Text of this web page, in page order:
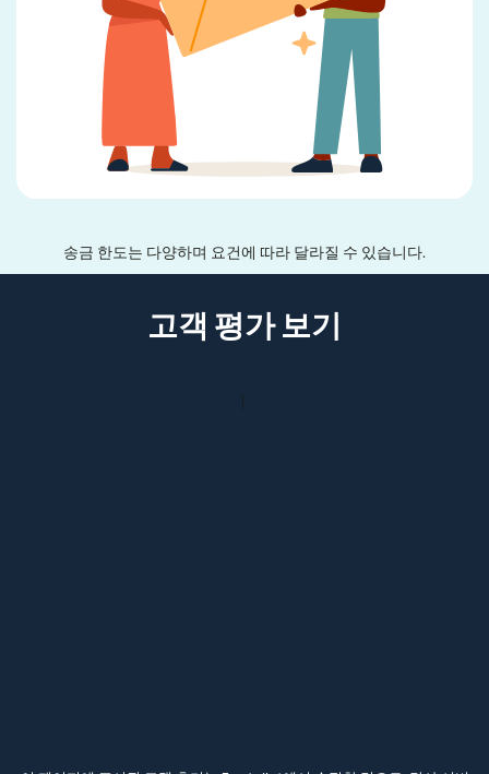
송금 한도는 다양하며 요건에 따라 달라질 수 있습니다.
고객 평가 보기